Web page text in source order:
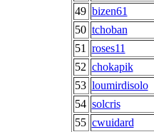
49 bizen61
50 tchoban
51
roses11
52 chokapik
53 loumirdisolo
54 solcris
55 cwuidard